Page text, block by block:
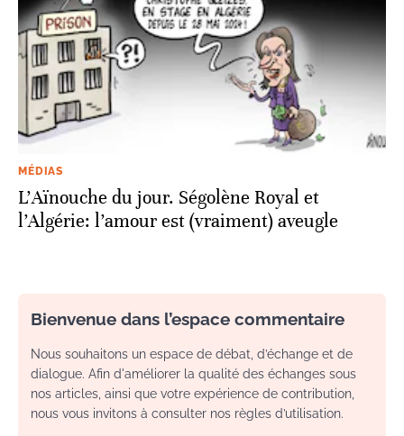
MÉDIAS
L’Aïnouche du jour. Ségolène Royal et
l’Algérie: l’amour est (vraiment) aveugle
Bienvenue dans l’espace commentaire
Nous souhaitons un espace de débat, d’échange et de
dialogue. Afin d'améliorer la qualité des échanges sous
nos articles, ainsi que votre expérience de contribution,
nous vous invitons à consulter nos règles d’utilisation.